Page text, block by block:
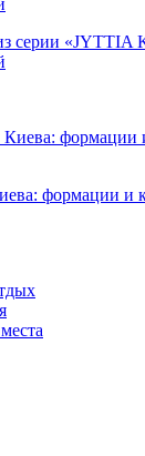
серии «JYTTIA
формации и